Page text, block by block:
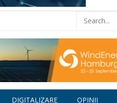
DIGITALIZARE OPINII